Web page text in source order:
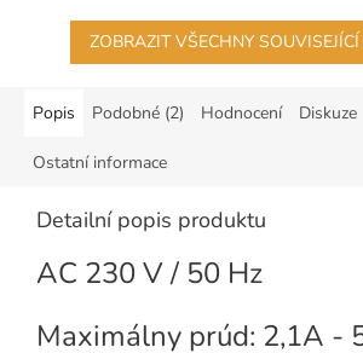
ZOBRAZIT VŠECHNY
Popis Podobné (2) Hodnocení Diskuze
Ostatní informace
Detailní popis produktu
AC 230 V / 50 Hz
Maximálny prúd: 2,1A -